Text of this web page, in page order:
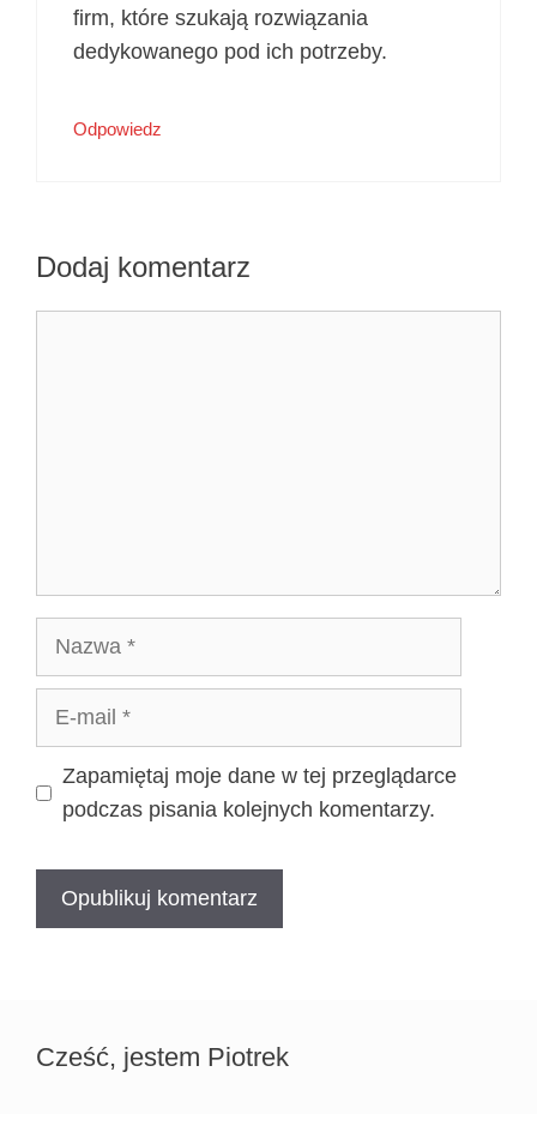
firm, które szukają rozwiązania
dedykowanego pod ich potrzeby.
Odpowiedz
Dodaj komentarz
Nazwa
Zapamiętaj moje dane w tej przeglądarce
podczas pisania kolejnych komentarzy.
Cześć, jestem Piotrek